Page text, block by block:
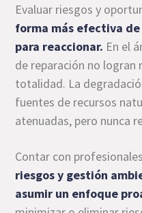
Evaluar riesgos y
forma más efectiva
para reaccionar. En el
de reparación no logran
totalidad. La
fuentes de recursos
atenuadas, pero nunca
Contar con profesionales
riesgos y gestión
asumir un enfoque